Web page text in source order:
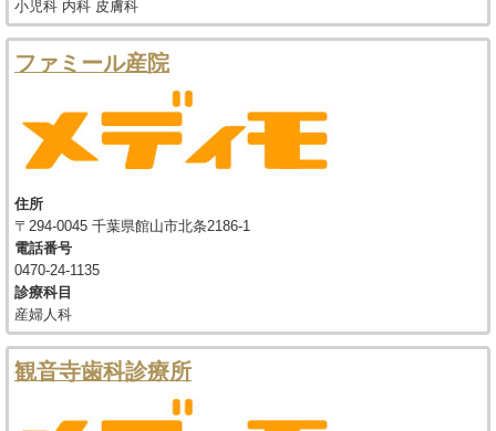
小児科 内科 皮膚科
ファミール産院
住所
〒294-0045 千葉県館山市北条2186-1
電話番号
0470-24-1135
診療科目
産婦人科
観音寺歯科診療所